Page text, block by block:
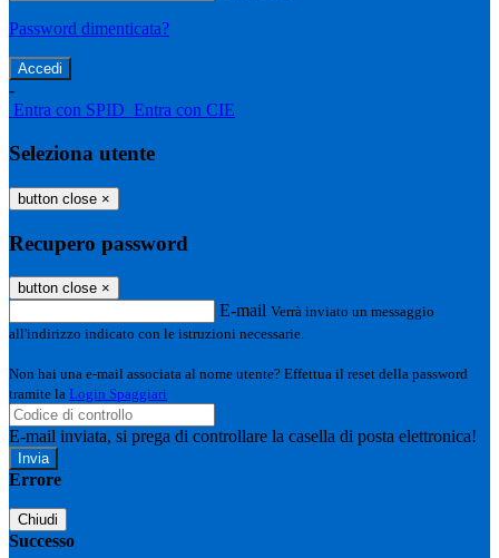
Password dimenticata?
-
Entra con SPID Entra con CIE
Seleziona utente
button close ×
Recupero password
button close ×
E-mail Verrà inviato un messaggio
all'indirizzo indicato con le istruzioni necessarie.
Non hai una e-mail associata al nome utente? Effettua il reset della password
tramite la Login Spaggiari
E-mail inviata, si prega di controllare la casella di posta elettronica!
Errore
Chiudi
Successo